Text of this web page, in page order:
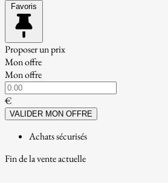
Favoris
Proposer un prix
Mon offre
Mon offre
€
VALIDER MON OFFRE
Achats sécurisés
Fin de la vente actuelle